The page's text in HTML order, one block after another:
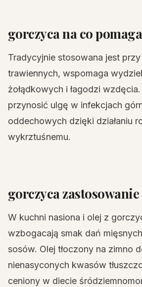
gorczyca na co pomaga
Tradycyjnie stosowana jest
trawiennych, wspomaga
żołądkowych i łagodzi
przynosić ulgę w infekcjach
oddechowych dzięki działaniu
wykrztuśnemu.
gorczyca zastosowanie
W kuchni nasiona i olej z
wzbogacają smak dań
sosów. Olej tłoczony na zimno
nienasyconych kwasów
ceniony w diecie